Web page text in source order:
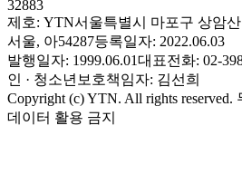
32883
제호: YTN서울특별시 마포구 상암
서울, 아54287등록일자: 2022.06.03
발행일자: 1999.06.01대표전화: 02-
인 · 청소년보호책임자: 김선희
Copyright (c) YTN. All rights
데이터 활용 금지